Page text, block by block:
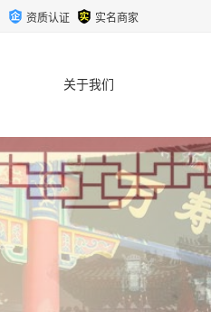
资质认证 实名商家
关于我们